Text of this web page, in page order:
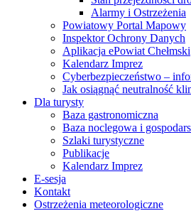
Alarmy i Ostrzeżenia
Powiatowy Portal Mapowy
Inspektor Ochrony Danych
Aplikacja ePowiat Chełmski
Kalendarz Imprez
Cyberbezpieczeństwo –
Jak osiągnąć neutralność
Dla turysty
Baza gastronomiczna
Baza noclegowa i
Szlaki turystyczne
Publikacje
Kalendarz Imprez
E-sesja
Kontakt
Ostrzeżenia meteorologiczne